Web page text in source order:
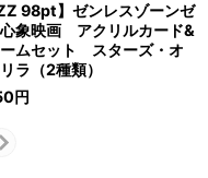
98pt】ゼンレスゾーンゼ
象映画 アクリルカード&
ムセット スターズ・オ
ラ（2種類）
円